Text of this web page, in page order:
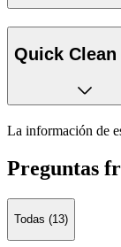
Quick Clean
La información de
Preguntas
Todas (13)